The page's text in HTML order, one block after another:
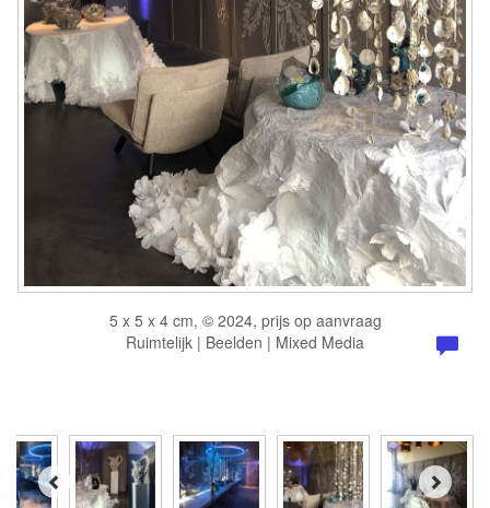
5 x 5 x 4 cm, © 2024, prijs op aanvraag
Ruimtelijk | Beelden | Mixed Media